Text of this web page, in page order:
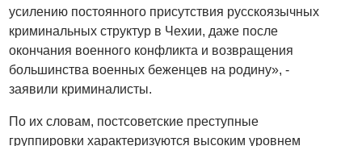
усилению постоянного присутствия русскоязычных
криминальных структур в Чехии, даже после
окончания военного конфликта и возвращения
большинства военных беженцев на родину», -
заявили криминалисты.
По их словам, постсоветские преступные
группировки характеризуются высоким уровнем